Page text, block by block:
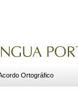
Ortográfico